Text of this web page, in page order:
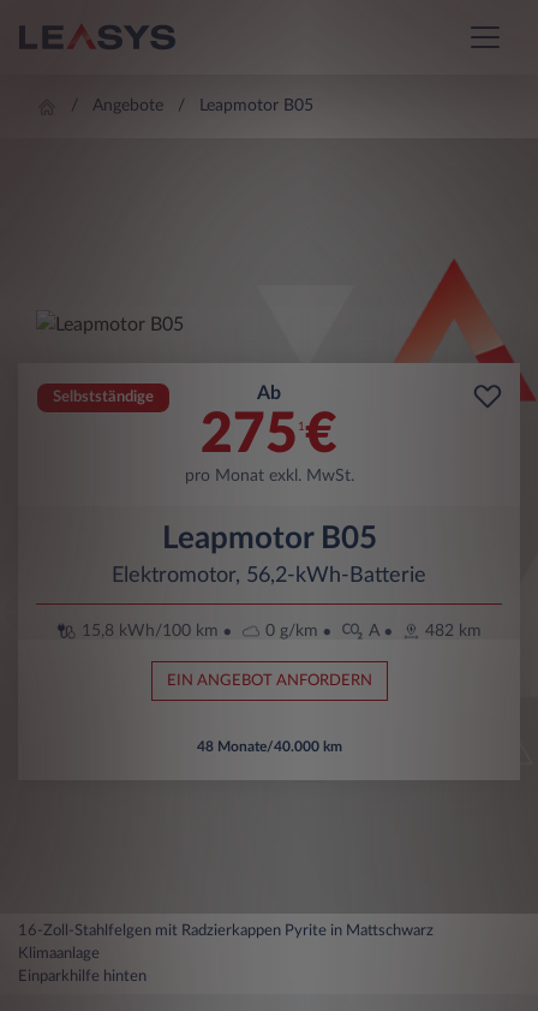
Angebote Leapmotor B05
Selbstständige Ab
275 1€
pro Monat exkl. MwSt.
Leapmotor B05
Elektromotor, 56,2-kWh-Batterie
15,8 kWh/100 km 0 g/km A 482 km
EIN ANGEBOT ANFORDERN
48 Monate/40.000 km
16-Zoll-Stahlfelgen mit Radzierkappen Pyrite in Mattschwarz
Klimaanlage
Einparkhilfe hinten